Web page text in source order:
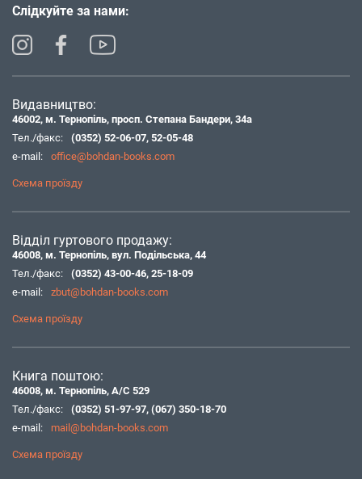
Слідкуйте за нами:
Видавництво:
46002, м. Тернопіль, просп. Степана Бандери, 34а
Тел./факс:
(0352) 52-06-07, 52-05-48
e-mail:
office@bohdan-books.com
Схема проїзду
Відділ гуртового продажу:
46008, м. Тернопіль, вул. Подільська, 44
Тел./факс:
(0352) 43-00-46, 25-18-09
e-mail:
zbut@bohdan-books.com
Схема проїзду
Книга поштою:
46008, м. Тернопіль, А/С 529
Тел./факс:
(0352) 51-97-97, (067) 350-18-70
e-mail:
mail@bohdan-books.com
Схема проїзду